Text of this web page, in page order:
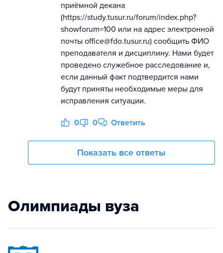
приёмной декана
(https://study.tusur.ru/forum/index.php?
showforum=100 или на адрес электронной
почты office@fdo.tusur.ru) сообщить ФИО
преподавателя и дисциплину. Нами будет
проведено служебное расследование и,
если данный факт подтвердится нами
будут приняты необходимые меры для
исправления ситуации.
0 0 Ответить
Показать все ответы
Олимпиады вуза